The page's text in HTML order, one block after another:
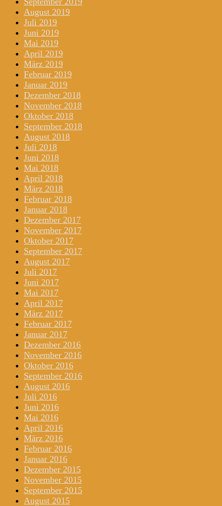
August 2019
Juli 2019
Juni 2019
Mai 2019
April 2019
März 2019
Februar 2019
Januar 2019
Dezember 2018
November 2018
Oktober 2018
September 2018
August 2018
Juli 2018
Juni 2018
Mai 2018
April 2018
März 2018
Februar 2018
Januar 2018
Dezember 2017
November 2017
Oktober 2017
September 2017
August 2017
Juli 2017
Juni 2017
Mai 2017
April 2017
März 2017
Februar 2017
Januar 2017
Dezember 2016
November 2016
Oktober 2016
September 2016
August 2016
Juli 2016
Juni 2016
Mai 2016
April 2016
März 2016
Februar 2016
Januar 2016
Dezember 2015
November 2015
September 2015
August 2015